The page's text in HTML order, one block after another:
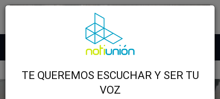
Accidentes
TE QUEREMOS ESCUCHAR Y SER TU
VOZ